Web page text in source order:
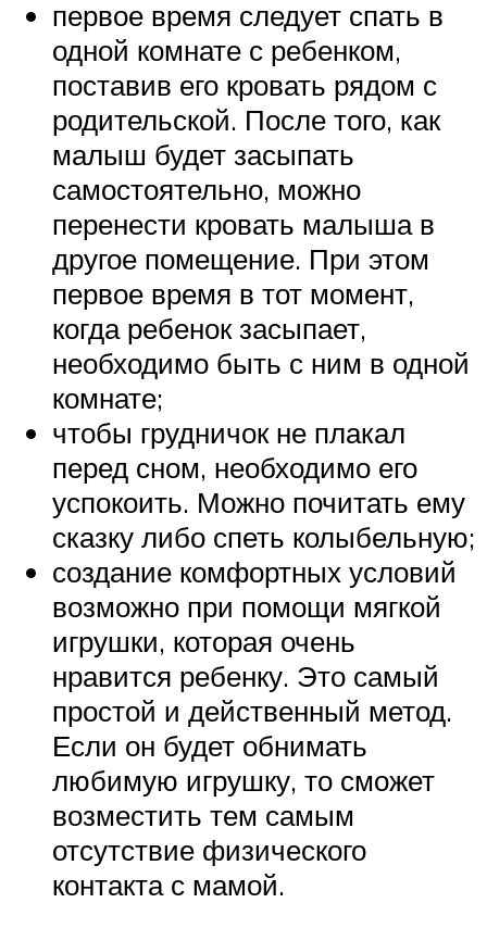
первое время следует спать в
одной комнате с ребенком,
поставив его кровать рядом с
родительской. После того, как
малыш будет засыпать
самостоятельно, можно
перенести кровать малыша в
другое помещение. При этом
первое время в тот момент,
когда ребенок засыпает,
необходимо быть с ним в одной
комнате;
чтобы грудничок не плакал
перед сном, необходимо его
успокоить. Можно почитать ему
сказку либо спеть колыбельную;
создание комфортных условий
возможно при помощи мягкой
игрушки, которая очень
нравится ребенку. Это самый
простой и действенный метод.
Если он будет обнимать
любимую игрушку, то сможет
возместить тем самым
отсутствие физического
контакта с мамой.